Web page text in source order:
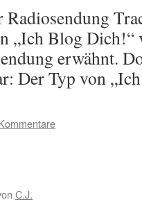
Radiosendung
„Ich Blog Dich!“
erwähnt.
Der Typ von
C.J.